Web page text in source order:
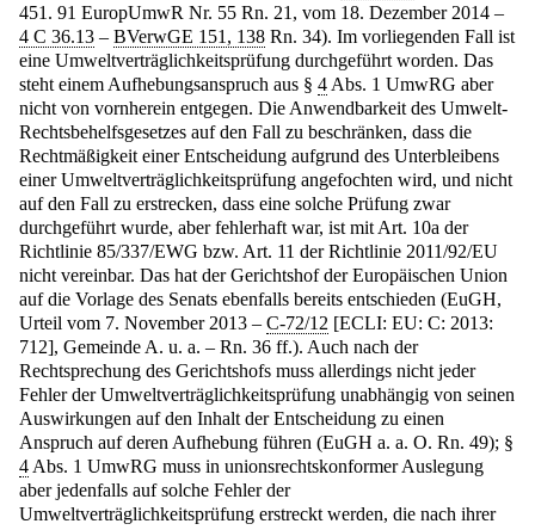
451. 91 EuropUmwR Nr. 55 Rn. 21, vom 18. Dezember 2014 –
4 C 36.13 – BVerwGE 151, 138 Rn. 34). Im vorliegenden Fall ist
eine Umweltverträglichkeitsprüfung durchgeführt worden. Das
steht einem Aufhebungsanspruch aus § 4 Abs. 1 UmwRG aber
nicht von vornherein entgegen. Die Anwendbarkeit des Umwelt-
Rechtsbehelfsgesetzes auf den Fall zu beschränken, dass die
Rechtmäßigkeit einer Entscheidung aufgrund des Unterbleibens
einer Umweltverträglichkeitsprüfung angefochten wird, und nicht
auf den Fall zu erstrecken, dass eine solche Prüfung zwar
durchgeführt wurde, aber fehlerhaft war, ist mit Art. 10a der
Richtlinie 85/337/EWG bzw. Art. 11 der Richtlinie 2011/92/EU
nicht vereinbar. Das hat der Gerichtshof der Europäischen Union
auf die Vorlage des Senats ebenfalls bereits entschieden (EuGH,
Urteil vom 7. November 2013 – C-72/12 [ECLI: EU: C: 2013:
712], Gemeinde A. u. a. – Rn. 36 ff.). Auch nach der
Rechtsprechung des Gerichtshofs muss allerdings nicht jeder
Fehler der Umweltverträglichkeitsprüfung unabhängig von seinen
Auswirkungen auf den Inhalt der Entscheidung zu einen
Anspruch auf deren Aufhebung führen (EuGH a. a. O. Rn. 49); §
4 Abs. 1 UmwRG muss in unionsrechtskonformer Auslegung
aber jedenfalls auf solche Fehler der
Umweltverträglichkeitsprüfung erstreckt werden, die nach ihrer